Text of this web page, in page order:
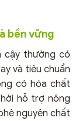
bền vững
cậy thường có
và tiêu chuẩn
có hóa chất
hỗ trợ nông
nguyên chất